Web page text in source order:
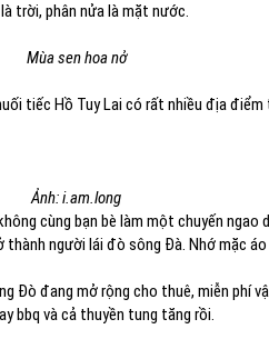
trời, phân nửa là mặt nước.
Mùa sen hoa nở
tiếc Hồ Tuy Lai có rất nhiều địa
Ảnh: i.am.long
cùng bạn bè làm một chuyến ngao
người lái đò sông Đà. Nhớ mặc
Đò đang mở rộng cho thuê, miễn phí
bbq và cả thuyền tung tăng rồi.